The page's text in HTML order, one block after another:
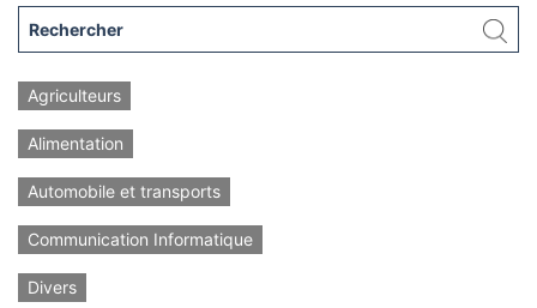
Agriculteurs
Alimentation
Automobile et transports
Communication Informatique
Divers